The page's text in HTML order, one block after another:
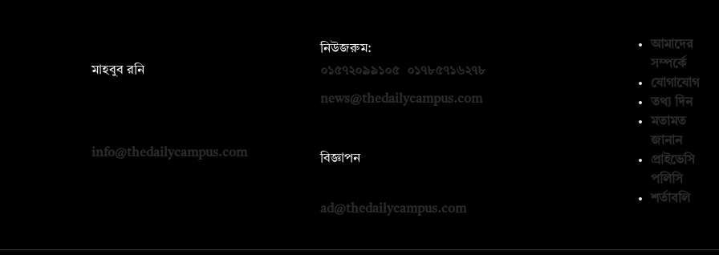
মাহবুব রনি
info@thedailycampus.com
নিউজরুম:
০১৫৭২০৯৯১০৫
০১৭৮৫৭১৬২৭৮
news@thedailycampus.com
বিজ্ঞাপন
ad@thedailycampus.com
আমাদের
সম্পর্কে
যোগাযোগ
তথ্য দিন
মতামত
জানান
প্রাইভেসি
পলিসি
শর্তাবলি